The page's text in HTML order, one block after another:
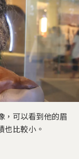
，可以看到他的眉
也比較小。